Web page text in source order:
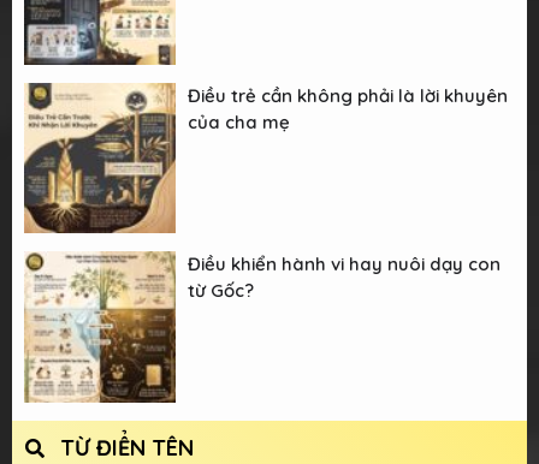
Điều trẻ cần không phải là lời khuyên
của cha mẹ
Điều khiển hành vi hay nuôi dạy con
từ Gốc?
TỪ ĐIỂN TÊN